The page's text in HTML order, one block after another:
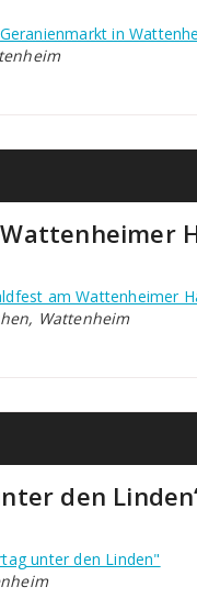
Geranienmarkt in
am Wattenheimer
Wattenheim
den
unter den Linden"